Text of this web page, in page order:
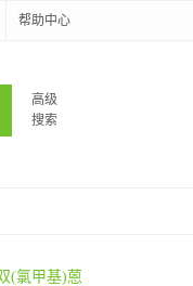
帮助中心
高级
搜索
(氯甲基)蒽